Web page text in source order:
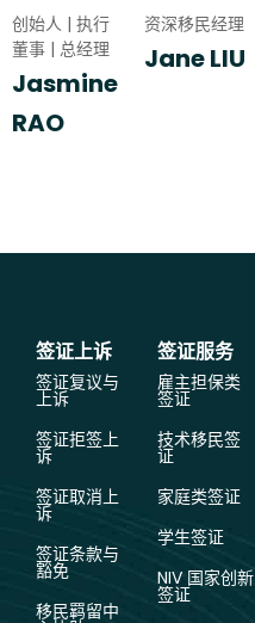
创始人 | 执行
董事 | 总经理
Jasmine
RAO
资深移民经理
Jane LIU
签证上诉
签证复议与
上诉
签证拒签上
诉
签证取消上
诉
签证条款与
豁免
移民羁留中
签证服务
雇主担保类
签证
技术移民签
证
家庭类签证
学生签证
NIV 国家创新
签证